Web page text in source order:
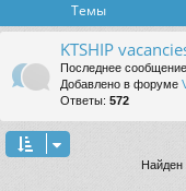
Темы
KTSHIP
Последнее сообщение
Добавлено в форуме
Ответы: 572
Найден